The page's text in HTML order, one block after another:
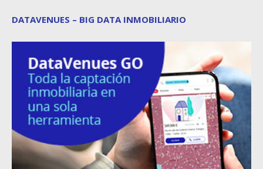
DATAVENUES – BIG DATA INMOBILIARIO